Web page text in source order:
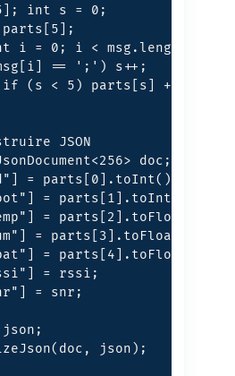
int s = 0;
i = 0; i < msg.length();
== ';') s++;
(s < 5) parts[s] +=
JSON
doc;
= parts[0].toInt();
= parts[1].toInt();
= parts[2].toFloat();
= parts[3].toFloat();
= parts[4].toFloat();
= rssi;
= snr;
json);